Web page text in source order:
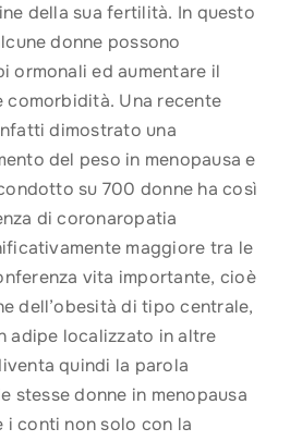
della sua fertilità. In questo
donne possono
ormonali ed aumentare il
comorbidità. Una recente
dimostrato una
del peso in menopausa e
su 700 donne ha così
di coronaropatia
maggiore tra le
vita importante, cioè
dell’obesità di tipo centrale,
adipe localizzato in altre
quindi la parola
stesse donne in menopausa
i conti non solo con la